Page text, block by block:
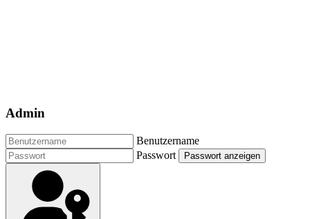
Admin
Benutzername
Passwort
Passwort anzeigen